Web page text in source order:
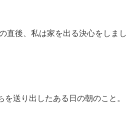
直後、私は家を出る決心をしまし
を送り出したある日の朝のこと。